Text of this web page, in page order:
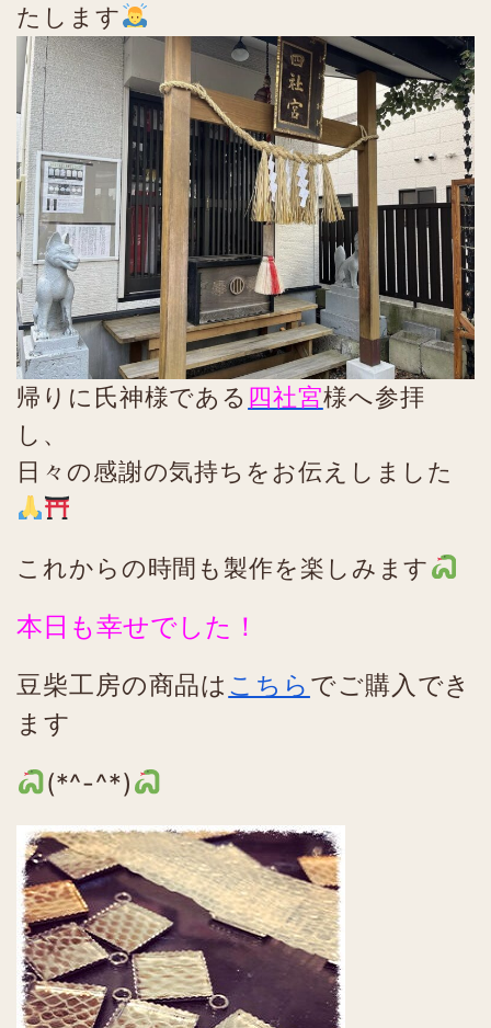
たします
帰りに氏神様である 四社宮様へ参拝
し、
日々の感謝の気持ちをお伝えしました
これからの時間も製作を楽しみます
本日も幸せでした！
豆柴工房の商品は こちら でご購入でき
ます
(*^-^*)